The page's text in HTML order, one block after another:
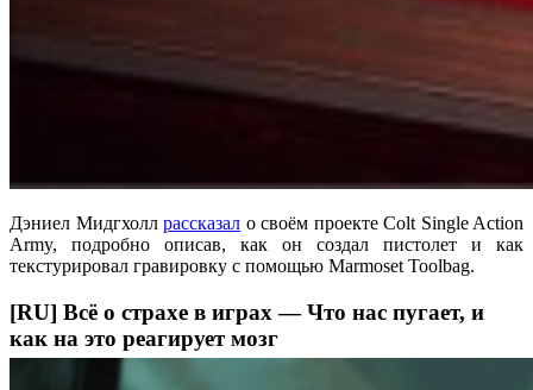
Дэниел Мидгхолл рассказал о своём проекте Colt Single Action
Army, подробно описав, как он создал пистолет и как
текстурировал гравировку с помощью Marmoset Toolbag.
[RU] Всё о страхе в играх — Что нас пугает, и
как на это реагирует мозг